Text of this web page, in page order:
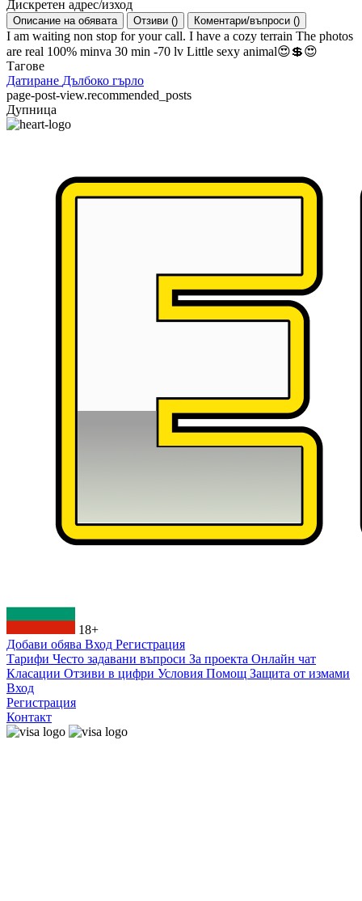
Дискретен адрес/изход
Описание на обявата Отзиви () Коментари/въпроси ()
I am waiting non stop for your call. I have a cozy terrain The photos
are real 100% minva 30 min -70 lv Little sexy animal😍💲😍
Тагове
Датиране Дълбоко гърло
page-post-view.recommended_posts
Дупница
18+
Добави обява Вход Регистрация
Тарифи Често задавани въпроси За проекта Онлайн чат
Класации Отзиви в цифри Условия Помощ Защита от измами
Вход
Регистрация
Контакт